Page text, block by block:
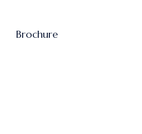
Brochure